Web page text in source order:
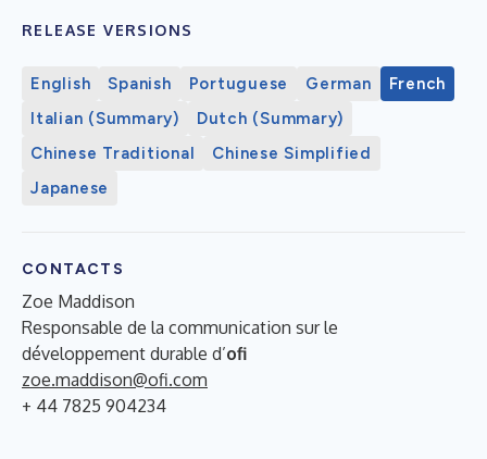
RELEASE VERSIONS
English Spanish Portuguese German
French
Italian (Summary)
Dutch (Summary)
Chinese Traditional
Chinese Simplified
Japanese
CONTACTS
Zoe Maddison
Responsable de la communication sur le
développement durable d’ofi
zoe.maddison@ofi.com
+ 44 7825 904234